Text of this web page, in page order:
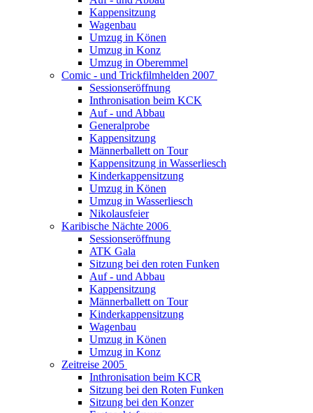
Kappensitzung
Wagenbau
Umzug in Könen
Umzug in Konz
Umzug in Oberemmel
Comic - und Trickfilmhelden 2007
Sessionseröffnung
Inthronisation beim KCK
Auf - und Abbau
Generalprobe
Kappensitzung
Männerballett on Tour
Kappensitzung in Wasserliesch
Kinderkappensitzung
Umzug in Könen
Umzug in Wasserliesch
Nikolausfeier
Karibische Nächte 2006
Sessionseröffnung
ATK Gala
Sitzung bei den roten Funken
Auf - und Abbau
Kappensitzung
Männerballett on Tour
Kinderkappensitzung
Wagenbau
Umzug in Könen
Umzug in Konz
Zeitreise 2005
Inthronisation beim KCR
Sitzung bei den Roten Funken
Sitzung bei den Konzer